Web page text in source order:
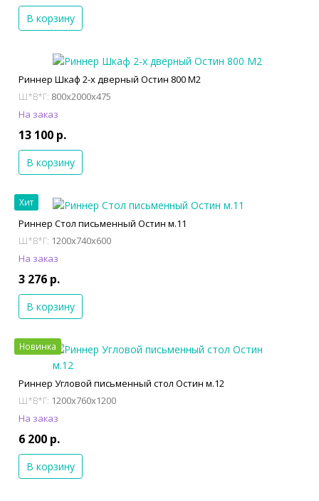
В корзину
Риннер Шкаф 2-х дверный Остин 800 М2
Ш*В*Г: 800x2000x475
На заказ
13 100 р.
В корзину
Хит
Риннер Стол письменный Остин м.11
Ш*В*Г: 1200x740x600
На заказ
3 276 р.
В корзину
Новинка
Риннер Угловой письменный стол Остин м.12
Ш*В*Г: 1200x760x1200
На заказ
6 200 р.
В корзину